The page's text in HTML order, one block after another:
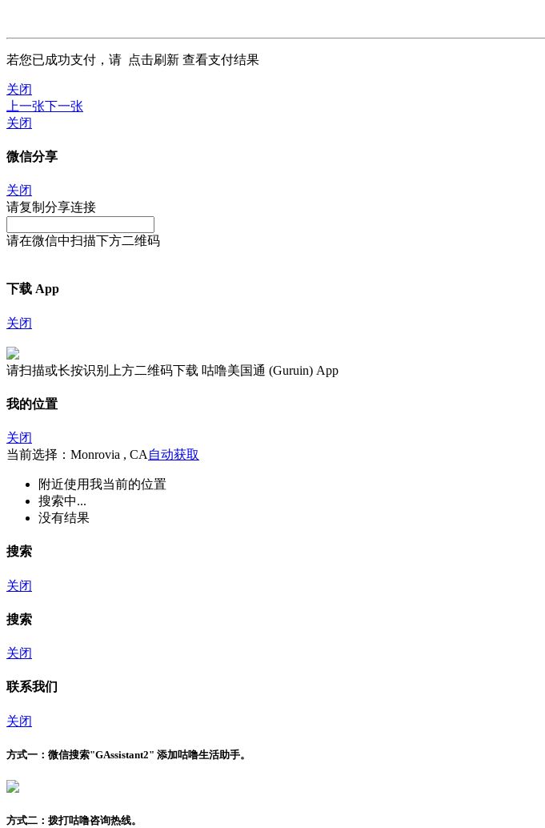
若您已成功支付，请 点击刷新 查看支付结果
关闭
上一张下一张
关闭
微信分享
关闭
请复制分享连接
请在微信中扫描下方二维码
下载 App
关闭
请扫描或长按识别上方二维码下载 咕噜美国通 (Guruin) App
我的位置
关闭
当前选择：Monrovia , CA 自动获取
附近使用我当前的位置
搜索中...
没有结果
搜索
关闭
搜索
关闭
联系我们
关闭
方式一： 微信搜索"GAssistant2" 添加咕噜生活助手。
方式二： 拨打咕噜咨询热线。